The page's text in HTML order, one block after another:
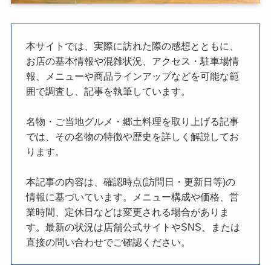
本サイトでは、実際に訪れた際の感想とともに、
お店の基本情報や混雑状況、アクセス・駐車場情
報、メニューや商品ラインアップなどを可能な範
囲で調査し、記事を執筆しています。
名物・ご当地グルメ・郷土料理を取り上げる記事
では、その名物の特徴や歴史を詳しく解説してお
ります。
本記事の内容は、確認時点(訪問日・更新日等)の
情報に基づいています。メニュー構成や価格、営
業時間、定休日などは変更される場合がありま
す。最新の状況は店舗公式サイトやSNS、または
直接の問い合わせでご確認ください。